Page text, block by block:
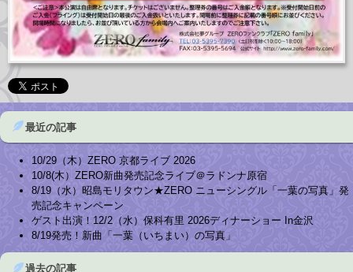
最近の記事
10/29（木）ZERO 京都ライブ 2026
10/8(木）ZERO新曲発売記念ライブ＠ラドンナ原宿
8/19（水）昭島モリタウン★ZERO ニューシングル「一葉の写真」発
売記念キャンペーン
ゲスト出演！12/2（水）保科有里 2026ディナーショー In金沢
8/19発売！新曲「一葉（いちまい）の写真」
過去の記事